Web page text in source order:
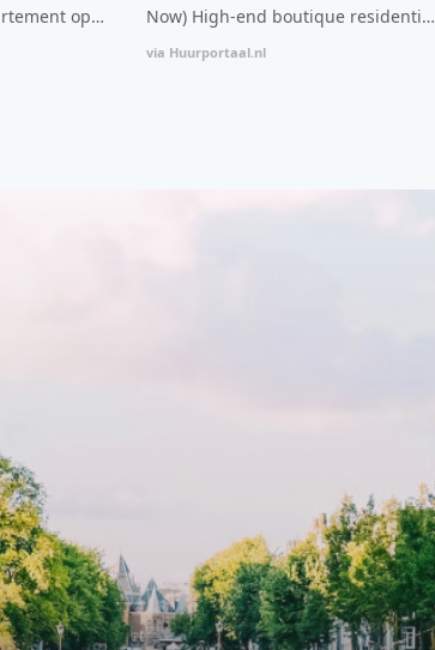
op
ideale
dit een
een
stijlvolle
alle
voor het
je zo het
genieten
Now) High-end boutique residential
complex in De Pijp feautring an
storage and secure bicycle parking
with an elegant lobby with an
elevator and green communal
spaces.The building incorporates
solar panels to generate energy
via Huurportaal.nl